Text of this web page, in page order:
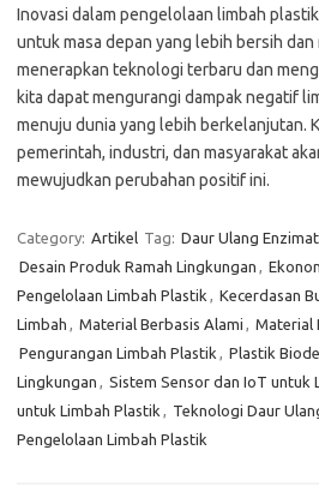
Inovasi dalam pengelolaan limbah
untuk masa depan yang lebih bersih
menerapkan teknologi terbaru dan
kita dapat mengurangi dampak negatif
menuju dunia yang lebih berkelanjutan.
pemerintah, industri, dan masyarakat
mewujudkan perubahan positif ini.
Category: Artikel Tag: Daur Ulang
Desain Produk Ramah Lingkungan ,
Pengelolaan Limbah Plastik , Kecerdasan
Limbah , Material Berbasis Alami , Material
Pengurangan Limbah Plastik , Plastik
Lingkungan , Sistem Sensor dan IoT untuk
untuk Limbah Plastik , Teknologi Daur
Pengelolaan Limbah Plastik